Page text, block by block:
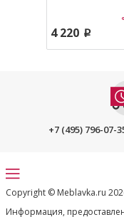
4 220 p
+7 (495) 796-07-
Copyright © Meblavka.ru
Информация,